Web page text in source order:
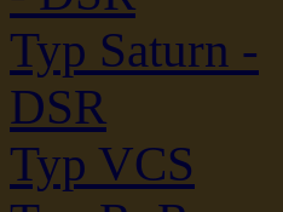
Typ Saturn -
DSR
Typ VCS